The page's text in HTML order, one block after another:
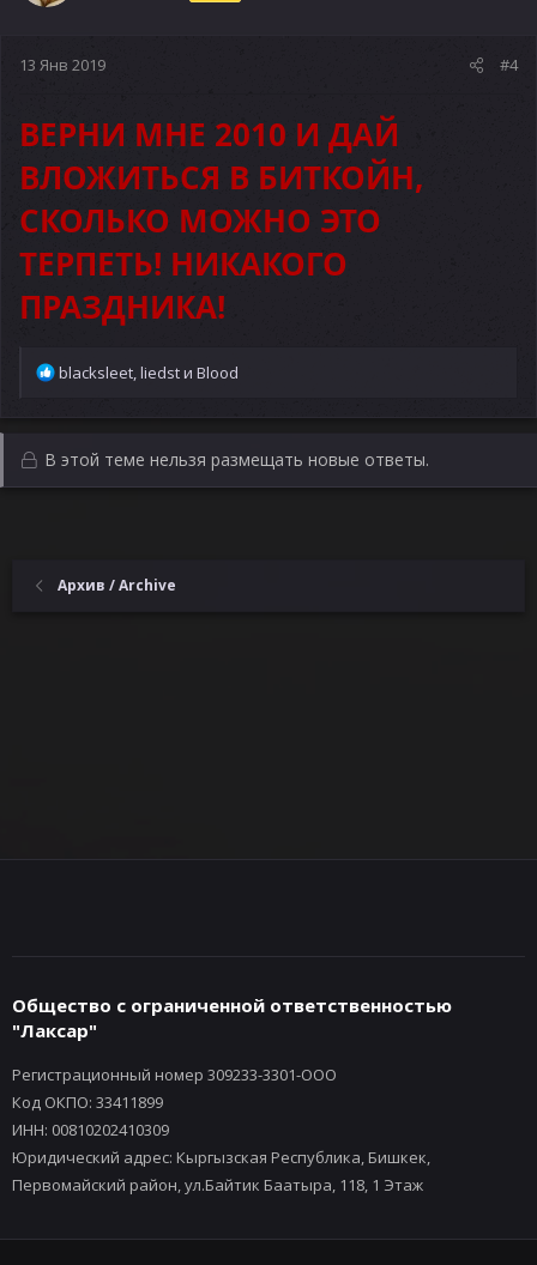
13 Янв 2019 #4
ВЕРНИ МНЕ 2010 И ДАЙ
ВЛОЖИТЬСЯ В БИТКОЙН,
СКОЛЬКО МОЖНО ЭТО
ТЕРПЕТЬ! НИКАКОГО
ПРАЗДНИКА!
Р
а
ц
blacksleet liedstи Blood
В этой теме нельзя размещать новые ответы.
Архив / Archive
Общество с ограниченной ответственностью
"Лаксар"
Регистрационный номер 309233-3301-ООО
Код ОКПО: 33411899
ИНН: 00810202410309
Юридический адрес: Кыргызская Республика, Бишкек,
Первомайский район, ул.Байтик Баатыра, 118, 1 Этаж